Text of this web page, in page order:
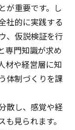
が重要です。し
社的に実践する
、仮説検証を行
専門知識が求め
材や経営層に知
体制づくりを課
散し、感覚や経
見られます。